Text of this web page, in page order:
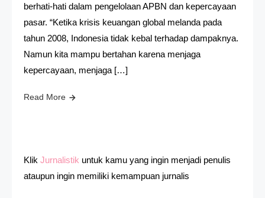
berhati-hati dalam pengelolaan APBN dan kepercayaan
pasar. “Ketika krisis keuangan global melanda pada
tahun 2008, Indonesia tidak kebal terhadap dampaknya.
Namun kita mampu bertahan karena menjaga
kepercayaan, menjaga […]
Read More
Klik Jurnalistik untuk kamu yang ingin menjadi penulis
ataupun ingin memiliki kemampuan jurnalis